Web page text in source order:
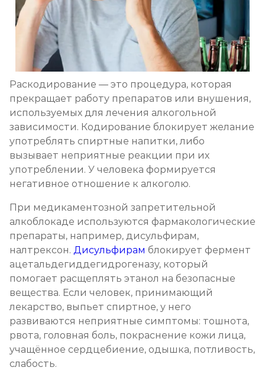
Кодирование Алгоминалом
от 2 500 ₽ Записаться
Кодирование препаратом Тетлонг 250
от 3 200 ₽ Записаться
Кодирование Колме
от 3 600 ₽ Записаться
Кодирование с провокацией
Кодирование СИТ
Записаться
Кодирование тройной блок
от 5 700 ₽ Записаться
Химический блок от алкоголизма
от 2 850 ₽ Записаться
Раскодирование — это процедура, которая
прекращает работу препаратов или внушения,
используемых для лечения алкогольной
зависимости. Кодирование блокирует желание
употреблять спиртные напитки, либо
вызывает неприятные реакции при их
употреблении. У человека формируется
негативное отношение к алкоголю.
При медикаментозной запретительной
алкоблокаде используются фармакологические
препараты, например, дисульфирам,
налтрексон. Дисульфирам блокирует фермент
ацетальдегиддегидрогеназу, который
помогает расщеплять этанол на безопасные
вещества. Если человек, принимающий
лекарство, выпьет спиртное, у него
развиваются неприятные симптомы: тошнота,
рвота, головная боль, покраснение кожи лица,
учащённое сердцебиение, одышка, потливость,
слабость.